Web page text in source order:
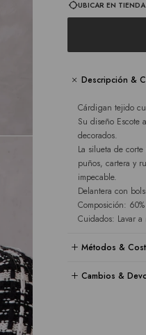
UBICAR EN TIENDA
Descripción &
Cárdigan tejido
Su diseño Escote
decorados.
La silueta de
puños, cartera y
impecable.
Delantera con
Composición:
Cuidados: Lavar
Métodos &
Cambios &